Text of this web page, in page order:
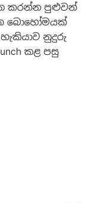
කරන්න පුළුවන්
එක බොහෝමයක්
හැකියාව නුදුරු
කළ පසු